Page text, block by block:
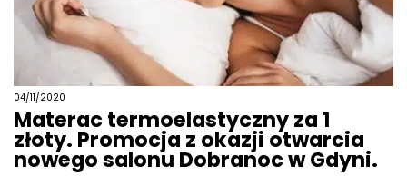
04/11/2020
Materac termoelastyczny za 1
złoty. Promocja z okazji otwarcia
nowego salonu Dobranoc w Gdyni.